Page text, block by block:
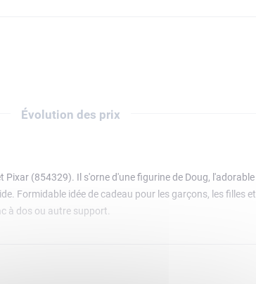
Évolution des prix
Pixar (854329). Il s'orne d'une figurine de Doug,
Formidable idée de cadeau pour les garçons, les filles
à dos ou autre support.